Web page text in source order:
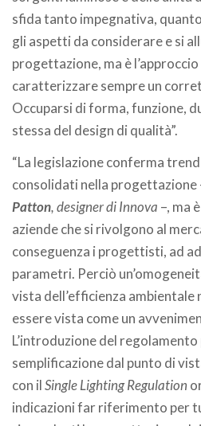
sfida tanto impegnativa,
gli aspetti da considerare e si
progettazione, ma è
caratterizzare sempre un
Occuparsi di forma, funzione,
stessa del design di qualità”.
“La legislazione conferma
consolidati nella progettazione
Patton, designer di Innova –, ma
aziende che si rivolgono al
conseguenza i progettisti, ad
parametri. Perciò
vista dell’efficienza
essere vista come un
L’introduzione del regolamento
semplificazione dal punto di
con ilSingle Lighting Regulation
indicazioni far riferimento per